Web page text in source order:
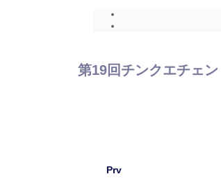
第19回チンクエチェ
Prv